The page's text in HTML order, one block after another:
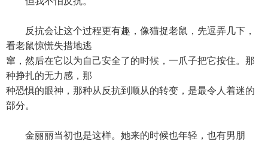
反抗会让这个过程更有趣，像猫捉老鼠，先逗弄几下，
看老鼠惊慌失措地逃
窜，然后在它以为自己安全了的时候，一爪子把它按住。那
种挣扎的无力感，那
种恐惧的眼神，那种从反抗到顺从的转变，是最令人着迷的
部分。
金丽丽当初也是这样。她来的时候也年轻，也有男朋